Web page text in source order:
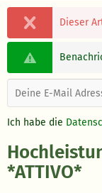
Dieser
Ich habe die
*ATTIVO*